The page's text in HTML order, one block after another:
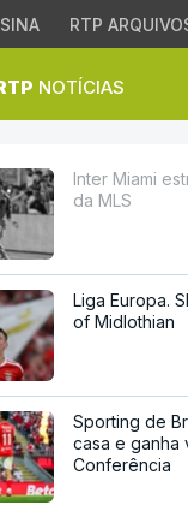
RTP
NOTÍCIAS
Inter Miami
da MLS
Liga Europa.
of Midlothian
Sporting de
casa e ganha
Conferência